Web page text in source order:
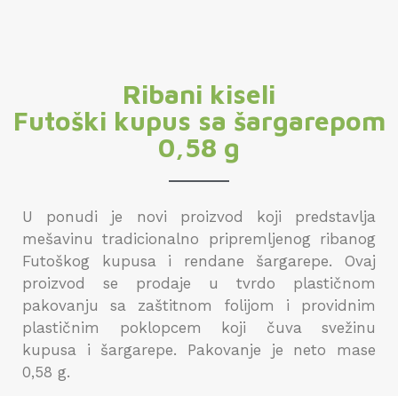
Ribani kiseli
Futoški kupus sa šargarepom
0,58 g
U ponudi je novi proizvod koji predstavlja
mešavinu tradicionalno pripremljenog ribanog
Futoškog kupusa i rendane šargarepe. Ovaj
proizvod se prodaje u tvrdo plastičnom
pakovanju sa zaštitnom folijom i providnim
plastičnim poklopcem koji čuva svežinu
kupusa i šargarepe. Pakovanje je neto mase
0,58 g.